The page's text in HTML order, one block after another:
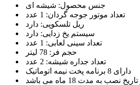
جنس محصول: شیشه ای
تعداد موتور جوجه گردان: 1 عدد
ریل تلسکوپی: دارد
سیستم یخ زدایی: دارد
تعداد سینی لعابی: 1 عدد
حجم فر: 78 لیتر
تعداد جداره شیشه: 2 عدد
دارای 8 برنامه پخت نیمه اتوماتیک
به مدت 18 ماه می باشد